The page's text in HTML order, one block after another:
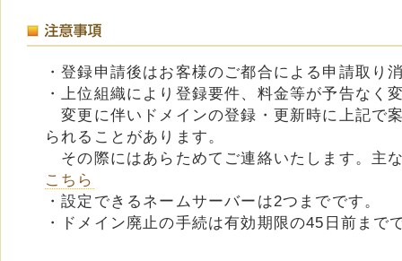
・登録申請後はお客様のご都合による申請取り
・上位組織により登録要件、料金等が予告なく
変更に伴いドメインの登録・更新時に上記で
られることがあります。
その際にはあらためてご連絡いたします。主
こちら
・設定できるネームサーバーは2つまでです。
・ドメイン廃止の手続は有効期限の45日前まで